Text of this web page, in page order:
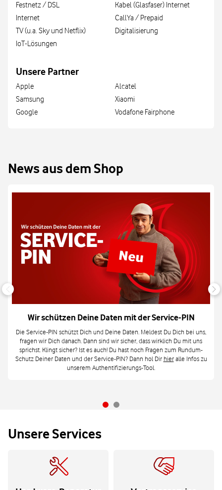
Festnetz / DSL
Internet
TV (u.a. Sky und Netflix)
IoT-Lösungen
Kabel (Glasfaser) Internet
CallYa / Prepaid
Digitalisierung
Unsere Partner
Apple
Samsung
Google
Alcatel
Xiaomi
Vodafone Fairphone
News aus dem Shop
Wir schützen Deine Daten mit der Service-PIN
Die Service-PIN schützt Dich und Deine Daten. Meldest Du Dich bei uns,
fragen wir Dich danach. Dann sind wir sicher, dass wirklich Du mit uns
sprichst. Klingt sicher? Ist es auch! Du hast noch Fragen zum Rundum-
Schutz Deiner Daten und der Service-PIN? Dann hol Dir hieralle Infos zu
unserem Authentifizierungs-Tool.
Unsere Services